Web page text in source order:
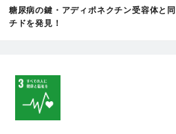
糖尿病の鍵・アディポネクチン受容体と
チドを発見！